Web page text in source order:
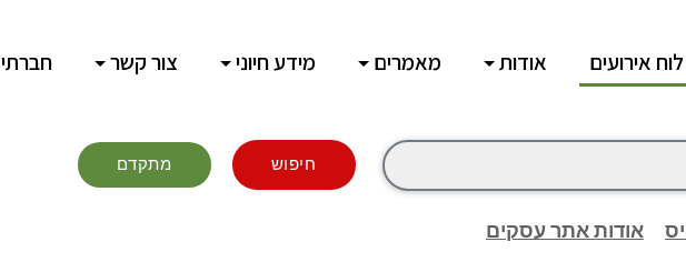
לוח אירועים אודות מאמרים מידע חיוני צור קשר חברתי
חיפוש מתקדם
אודות אתר עסקים